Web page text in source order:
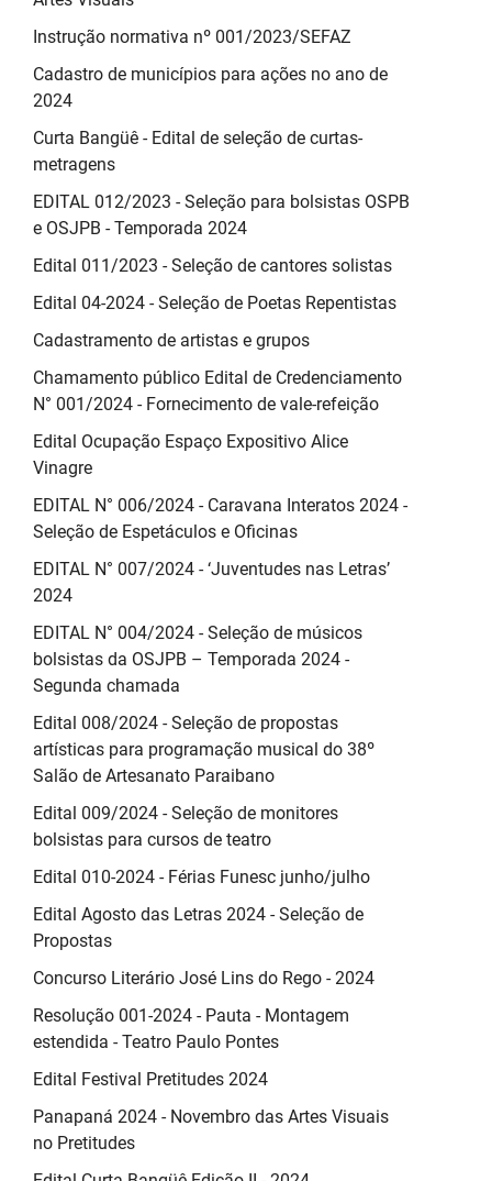
Instrução normativa nº 001/2023/SEFAZ
Cadastro de municípios para ações no ano de
2024
Curta Bangüê - Edital de seleção de curtas-
metragens
EDITAL 012/2023 - Seleção para bolsistas OSPB
e OSJPB - Temporada 2024
Edital 011/2023 - Seleção de cantores solistas
Edital 04-2024 - Seleção de Poetas Repentistas
Cadastramento de artistas e grupos
Chamamento público Edital de Credenciamento
N° 001/2024 - Fornecimento de vale-refeição
Edital Ocupação Espaço Expositivo Alice
Vinagre
EDITAL N° 006/2024 - Caravana Interatos 2024 -
Seleção de Espetáculos e Oficinas
EDITAL N° 007/2024 - ‘Juventudes nas Letras’
2024
EDITAL N° 004/2024 - Seleção de músicos
bolsistas da OSJPB – Temporada 2024 -
Segunda chamada
Edital 008/2024 - Seleção de propostas
artísticas para programação musical do 38º
Salão de Artesanato Paraibano
Edital 009/2024 - Seleção de monitores
bolsistas para cursos de teatro
Edital 010-2024 - Férias Funesc junho/julho
Edital Agosto das Letras 2024 - Seleção de
Propostas
Concurso Literário José Lins do Rego - 2024
Resolução 001-2024 - Pauta - Montagem
estendida - Teatro Paulo Pontes
Edital Festival Pretitudes 2024
Panapaná 2024 - Novembro das Artes Visuais
no Pretitudes